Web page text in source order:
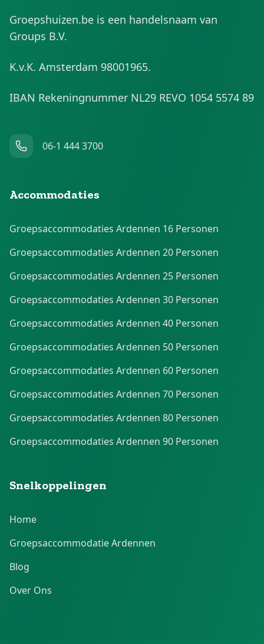
Groepshuizen.be is een handelsnaam van
Groups B.V.
K.v.K. Amsterdam 98001965.
IBAN Rekeningnummer NL29 REVO 1054 5574 89
06-1 444 3700
Accommodaties
Groepsaccommodaties Ardennen 16 Personen
Groepsaccommodaties Ardennen 20 Personen
Groepsaccommodaties Ardennen 25 Personen
Groepsaccommodaties Ardennen 30 Personen
Groepsaccommodaties Ardennen 40 Personen
Groepsaccommodaties Ardennen 50 Personen
Groepsaccommodaties Ardennen 60 Personen
Groepsaccommodaties Ardennen 70 Personen
Groepsaccommodaties Ardennen 80 Personen
Groepsaccommodaties Ardennen 90 Personen
Snelkoppelingen
Home
Groepsaccommodatie Ardennen
Blog
Over Ons